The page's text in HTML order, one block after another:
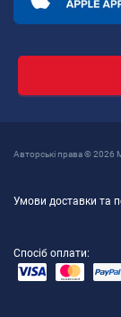
Авторські права ©
Умови доставки та
Спосіб оплати: